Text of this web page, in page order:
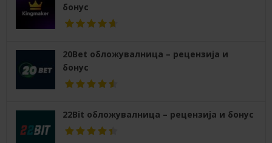
бонус
20Bet обложувалница – рецензија и
бонус
22Bit обложувалница – рецензија и бонус